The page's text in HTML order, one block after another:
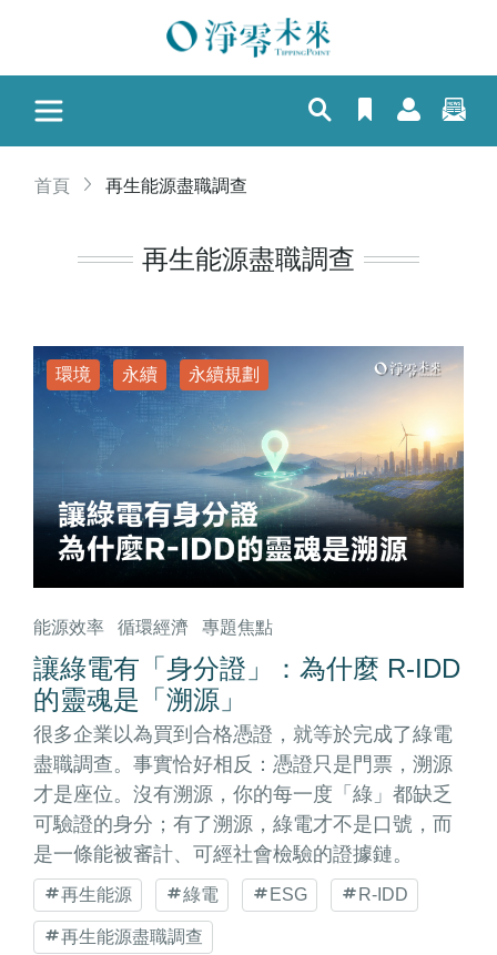
首頁 再生能源盡職調查
再生能源盡職調查
環境 永續 永續規劃
能源效率 循環經濟 專題焦點
讓綠電有「身分證」：為什麼 R-IDD
的靈魂是「溯源」
很多企業以為買到合格憑證，就等於完成了綠電
盡職調查。事實恰好相反：憑證只是門票，溯源
才是座位。沒有溯源，你的每一度「綠」都缺乏
可驗證的身分；有了溯源，綠電才不是口號，而
是一條能被審計、可經社會檢驗的證據鏈。
再生能源 綠電 ESG R-IDD
再生能源盡職調查